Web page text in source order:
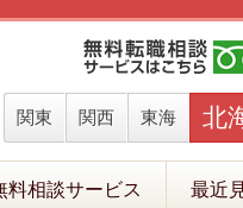
関東 関西 東海 北
料相談サービス 最近